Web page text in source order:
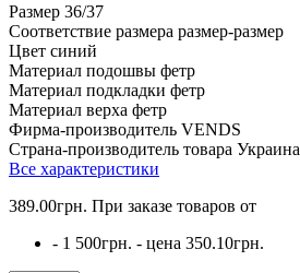
Размер 36/37
Соответствие размера размер-размер
Цвет синий
Материал подошвы фетр
Материал подкладки фетр
Материал верха фетр
Фирма-производитель VENDS
Страна-производитель товара Украина
Все характеристики
389.00грн. При заказе товаров от
- 1 500грн. - цена 350.10грн.